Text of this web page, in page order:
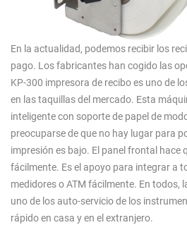
En la actualidad, podemos recibir los
pago. Los fabricantes han cogido las
KP-300 impresora de recibo es uno de
en las taquillas del mercado. Esta
inteligente con soporte de papel de
preocuparse de que no hay lugar para
impresión es bajo. El panel frontal hace
fácilmente. Es el apoyo para integrar a
medidores o ATM fácilmente. En todos,
uno de los auto-servicio de los
rápido en casa y en el extranjero.